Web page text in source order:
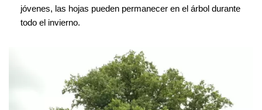
jóvenes, las hojas pueden permanecer en el árbol durante
todo el invierno.